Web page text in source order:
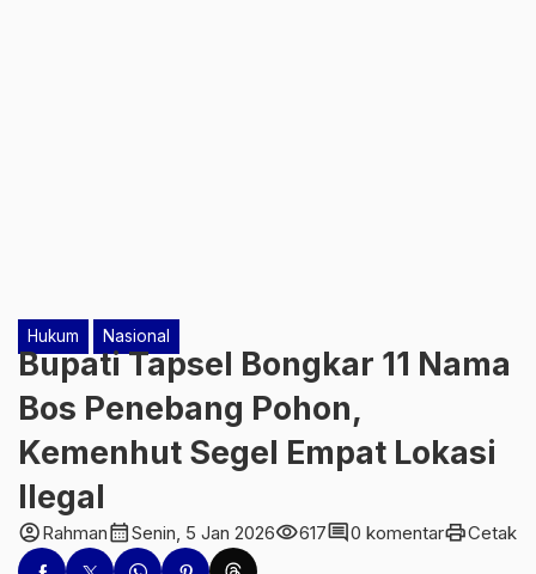
Hukum Nasional
Bupati Tapsel Bongkar 11 Nama
Bos Penebang Pohon,
Kemenhut Segel Empat Lokasi
Ilegal
account_circleRahmancalendar_monthSenin, 5 Jan 2026visibility617comment0 komentarprintCetak